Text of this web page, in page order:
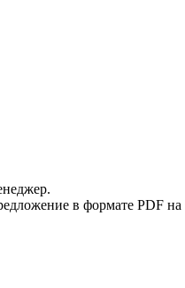
в формате PDF